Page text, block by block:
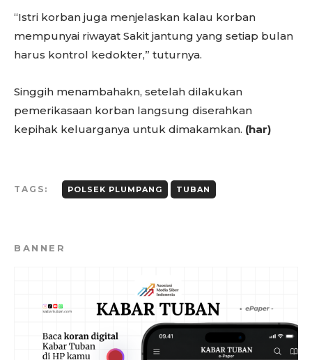
“Istri korban juga menjelaskan kalau korban
mempunyai riwayat Sakit jantung yang setiap bulan
harus kontrol kedokter,” tuturnya.
Singgih menambahakn, setelah dilakukan
pemerikasaan korban langsung diserahkan
kepihak keluarganya untuk dimakamkan. (har)
TAGS: POLSEK PLUMPANG TUBAN
BANNER